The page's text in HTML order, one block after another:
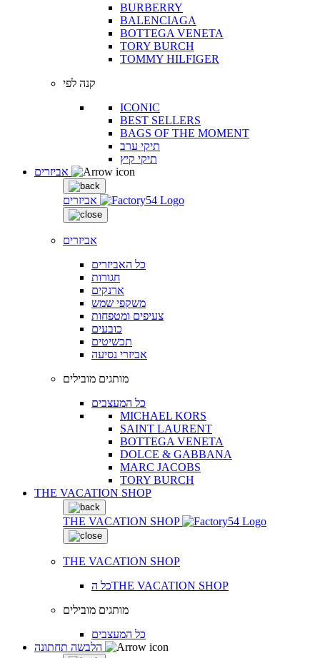
BURBERRY
BALENCIAGA
BOTTEGA VENETA
TORY BURCH
TOMMY HILFIGER
קנה לפי
ICONIC
BEST SELLERS
BAGS OF THE MOMENT
תיקי ערב
תיקי קיץ
אביזרים
אביזרים
כל האביזרים
חגורות
ארנקים
משקפי שמש
צעיפים ומטפחות
כובעים
תכשיטים
אביזרי נסיעה
מותגים מובילים
כל המעצבים
MICHAEL KORS
SAINT LAURENT
BOTTEGA VENETA
DOLCE & GABBANA
MARC JACOBS
TORY BURCH
THE VACATION SHOP
THE VACATION SHOP
THE VACATION SHOP
כל הTHE VACATION SHOP
מותגים מובילים
כל המעצבים